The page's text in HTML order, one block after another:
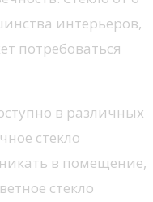
интерьеров,
потребоваться
в различных
стекло
в помещение,
стекло